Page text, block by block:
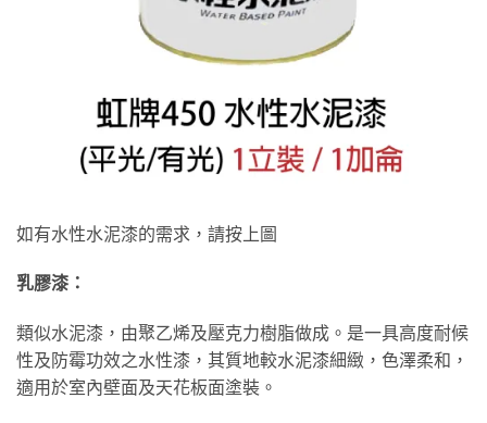
如有水性水泥漆的需求，請按上圖
乳膠漆：
類似水泥漆，由聚乙烯及壓克力樹脂做成。是一具高度耐候
性及防霉功效之水性漆，其質地較水泥漆細緻，色澤柔和，
適用於室內壁面及天花板面塗裝。